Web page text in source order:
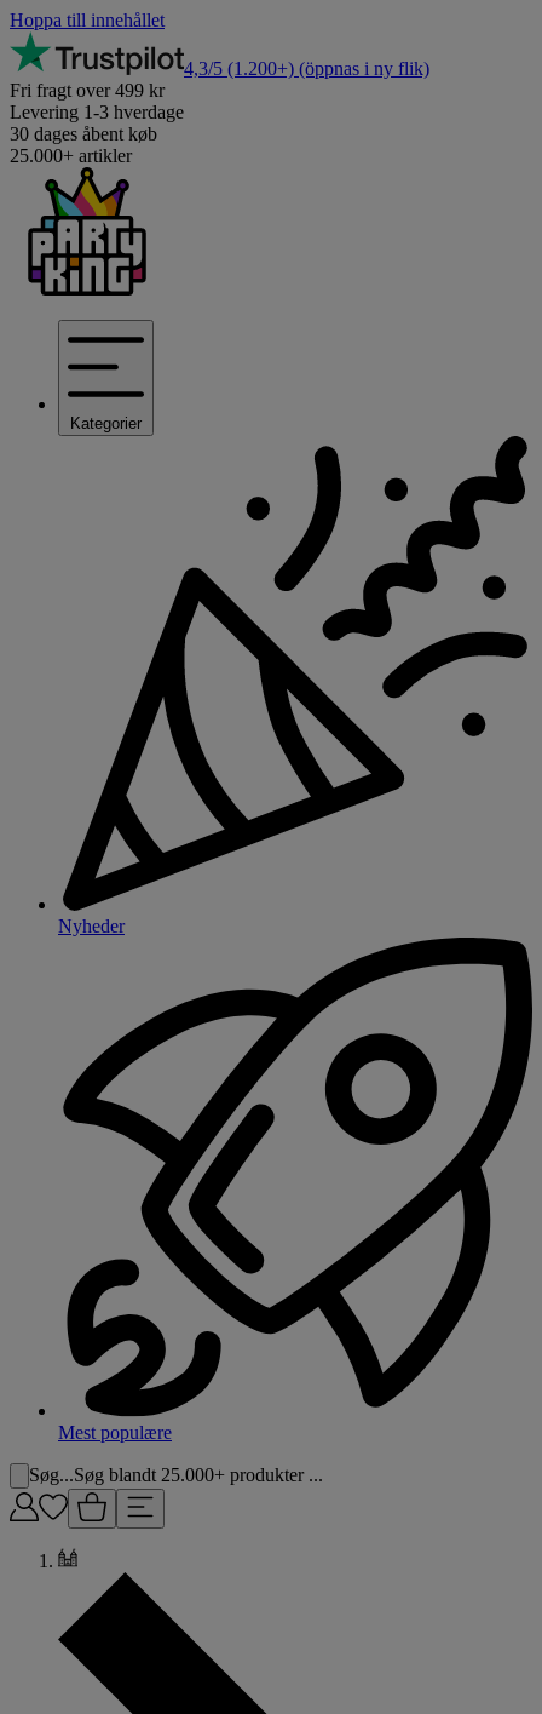
Hoppa till innehållet
4,3/5 (1.200+) (öppnas i ny flik)
Fri fragt over 499 kr
Levering 1-3 hverdage
30 dages åbent køb
25.000+ artikler
Kategorier
Nyheder
Mest populære
Søg...Søg blandt 25.000+ produkter ...